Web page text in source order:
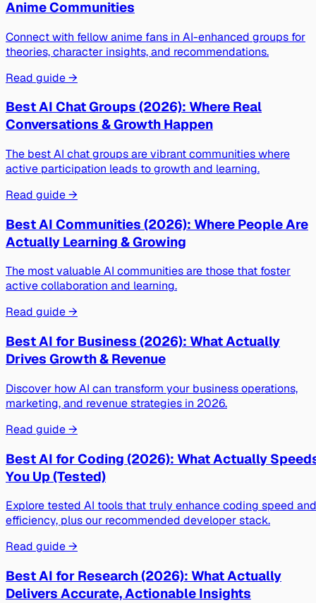
Anime Communities
Connect with fellow anime fans in AI-enhanced groups for
theories, character insights, and recommendations.
Read guide →
Best AI Chat Groups (2026): Where Real
Conversations & Growth Happen
The best AI chat groups are vibrant communities where
active participation leads to growth and learning.
Read guide →
Best AI Communities (2026): Where People Are
Actually Learning & Growing
The most valuable AI communities are those that foster
active collaboration and learning.
Read guide →
Best AI for Business (2026): What Actually
Drives Growth & Revenue
Discover how AI can transform your business operations,
marketing, and revenue strategies in 2026.
Read guide →
Best AI for Coding (2026): What Actually
You Up (Tested)
Explore tested AI tools that truly enhance coding speed and
efficiency, plus our recommended developer stack.
Read guide →
Best AI for Research (2026): What Actually
Delivers Accurate, Actionable Insights